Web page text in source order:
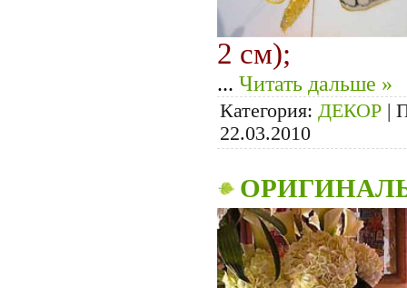
2 см);
... Читать дальше »
Категория: ДЕКОР |
22.03.2010